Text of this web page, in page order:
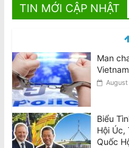
TIN MỚI CẬP NHẬT
Man
Biểu
Hội Úc,
Quốc